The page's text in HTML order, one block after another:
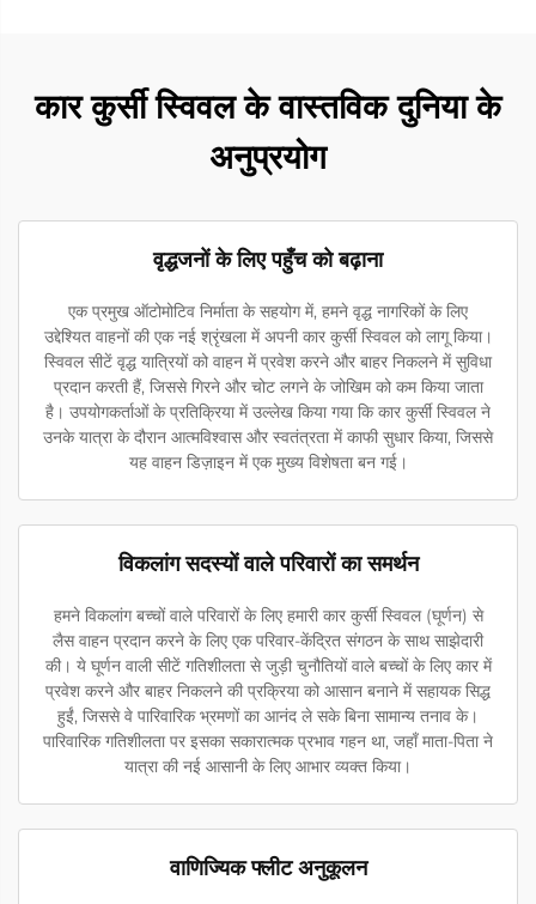
कार कुर्सी स्विवल के वास्तविक दुनिया के
अनुप्रयोग
वृद्धजनों के लिए पहुँच को बढ़ाना
एक प्रमुख ऑटोमोटिव निर्माता के सहयोग में, हमने वृद्ध नागरिकों के लिए
उद्देश्यित वाहनों की एक नई श्रृंखला में अपनी कार कुर्सी स्विवल को लागू किया।
स्विवल सीटें वृद्ध यात्रियों को वाहन में प्रवेश करने और बाहर निकलने में सुविधा
प्रदान करती हैं, जिससे गिरने और चोट लगने के जोखिम को कम किया जाता
है। उपयोगकर्ताओं के प्रतिक्रिया में उल्लेख किया गया कि कार कुर्सी स्विवल ने
उनके यात्रा के दौरान आत्मविश्वास और स्वतंत्रता में काफी सुधार किया, जिससे
यह वाहन डिज़ाइन में एक मुख्य विशेषता बन गई।
विकलांग सदस्यों वाले परिवारों का समर्थन
हमने विकलांग बच्चों वाले परिवारों के लिए हमारी कार कुर्सी स्विवल (घूर्णन) से
लैस वाहन प्रदान करने के लिए एक परिवार-केंद्रित संगठन के साथ साझेदारी
की। ये घूर्णन वाली सीटें गतिशीलता से जुड़ी चुनौतियों वाले बच्चों के लिए कार में
प्रवेश करने और बाहर निकलने की प्रक्रिया को आसान बनाने में सहायक सिद्ध
हुईं, जिससे वे पारिवारिक भ्रमणों का आनंद ले सके बिना सामान्य तनाव के।
पारिवारिक गतिशीलता पर इसका सकारात्मक प्रभाव गहन था, जहाँ माता-पिता ने
यात्रा की नई आसानी के लिए आभार व्यक्त किया।
वाणिज्यिक फ्लीट अनुकूलन